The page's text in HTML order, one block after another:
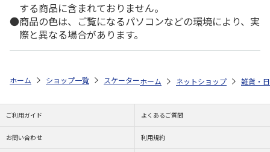
する商品に含まれておりません。
商品の色は、ご覧になるパソコンなどの環境により、実
際と異なる場合があります。
ホーム ショップ一覧 スケーター 露草 15cm丸鉢 (信楽焼) 鴻月 3-
ホーム ネットショップ 雑貨・
ご利用ガイド よくあるご質問
お問い合わせ 利用規約